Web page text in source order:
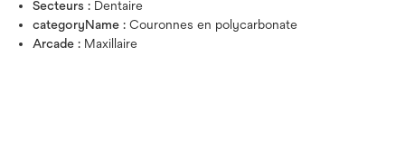
Secteurs : Dentaire
categoryName : Couronnes en polycarbonate
Arcade : Maxillaire